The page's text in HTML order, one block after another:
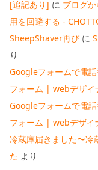
[追記あり] に ブログ
用を回避する -
SheepShaver再び に
り
Googleフォームで電
フォーム | webデザイ
Googleフォームで電
フォーム | webデザイ
冷蔵庫届きました〜冷
た より